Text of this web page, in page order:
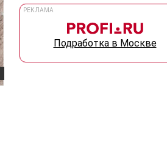
РЕКЛАМА
Подработка в Москве